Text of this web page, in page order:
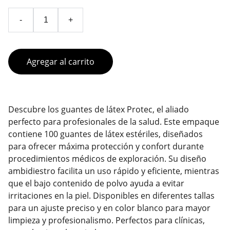
- +
Agregar al carrito
Descubre los guantes de látex Protec, el aliado
perfecto para profesionales de la salud. Este empaque
contiene 100 guantes de látex estériles, diseñados
para ofrecer máxima protección y confort durante
procedimientos médicos de exploración. Su diseño
ambidiestro facilita un uso rápido y eficiente, mientras
que el bajo contenido de polvo ayuda a evitar
irritaciones en la piel. Disponibles en diferentes tallas
para un ajuste preciso y en color blanco para mayor
limpieza y profesionalismo. Perfectos para clínicas,